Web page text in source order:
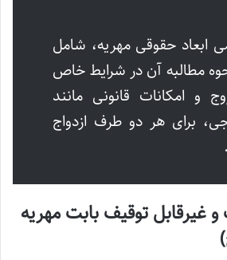
ابعاد حقوقی مهریه، شامل
مطالبه آن در شرایط خاص
و امکانات قانونی مانند
برای هر دو طرف ازدواج
و غیرقابل توقیف بابت مهریه